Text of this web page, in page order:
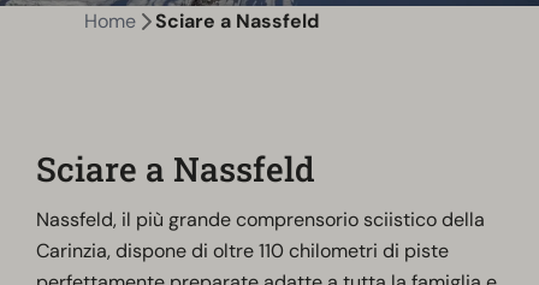
Home Sciare a Nassfeld
Sciare a Nassfeld
Nassfeld, il più grande comprensorio sciistico della
Carinzia, dispone di oltre 110 chilometri di piste